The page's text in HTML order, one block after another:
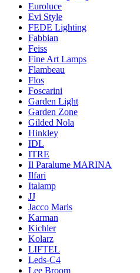
Euroluce
Evi Style
FEDE Lighting
Fabbian
Feiss
Fine Art Lamps
Flambeau
Flos
Foscarini
Garden Light
Garden Zone
Gilded Nola
Hinkley
IDL
ITRE
Il Paralume MARINA
Ilfari
Italamp
JJ
Jacco Maris
Karman
Kichler
Kolarz
LIFTEL
Leds-C4
Lee Broom